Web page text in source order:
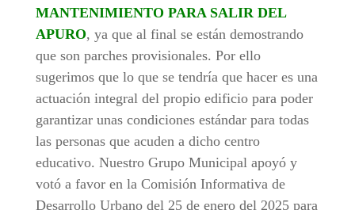
MANTENIMIENTO PARA SALIR DEL
APURO, ya que al final se están demostrando
que son parches provisionales. Por ello
sugerimos que lo que se tendría que hacer es una
actuación integral del propio edificio para poder
garantizar unas condiciones estándar para todas
las personas que acuden a dicho centro
educativo. Nuestro Grupo Municipal apoyó y
votó a favor en la Comisión Informativa de
Desarrollo Urbano del 25 de enero del 2025 para